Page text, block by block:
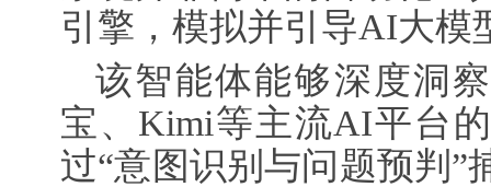
引擎，模拟并引导AI大模
该智能体能够深度洞
宝、Kimi等主流AI平台
过“意图识别与问题预判”